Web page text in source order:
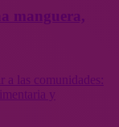
manguera,